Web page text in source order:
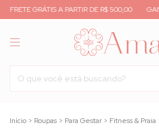
FRETE GRÁTIS A PARTIR DE R$ 500,00
Início > Roupas > Para Gestar > Fitness & Praia